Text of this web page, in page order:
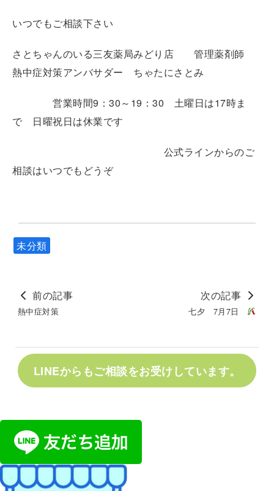
いつでもご相談下さい
さとちゃんのいる三友薬局みどり店 管理薬剤師
熱中症対策アンバサダー ちゃたにさとみ
営業時間9：30～19：30 土曜日は17時ま
で 日曜祝日は休業です
公式ラインからのご
相談はいつでもどうぞ
未分類
前の記事
熱中症対策
次の記事
七夕 7月7日
LINEからもご相談をお受けしています。